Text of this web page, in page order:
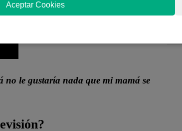
no le gustaría nada que mi mamá se
Aceptar Cookies